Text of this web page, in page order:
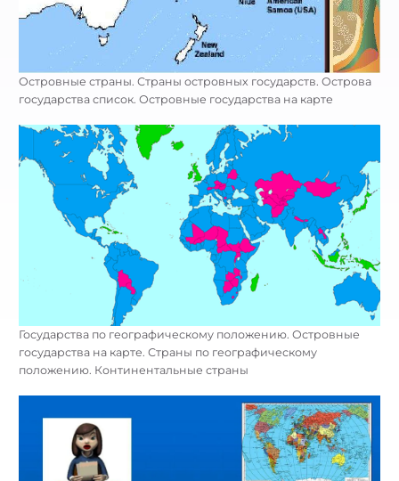
Островные страны. Страны островных государств. Острова
государства список. Островные государства на карте
Государства по географическому положению. Островные
государства на карте. Страны по географическому
положению. Континентальные страны